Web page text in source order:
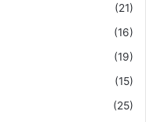
(21)
(16)
(19)
(15)
(25)